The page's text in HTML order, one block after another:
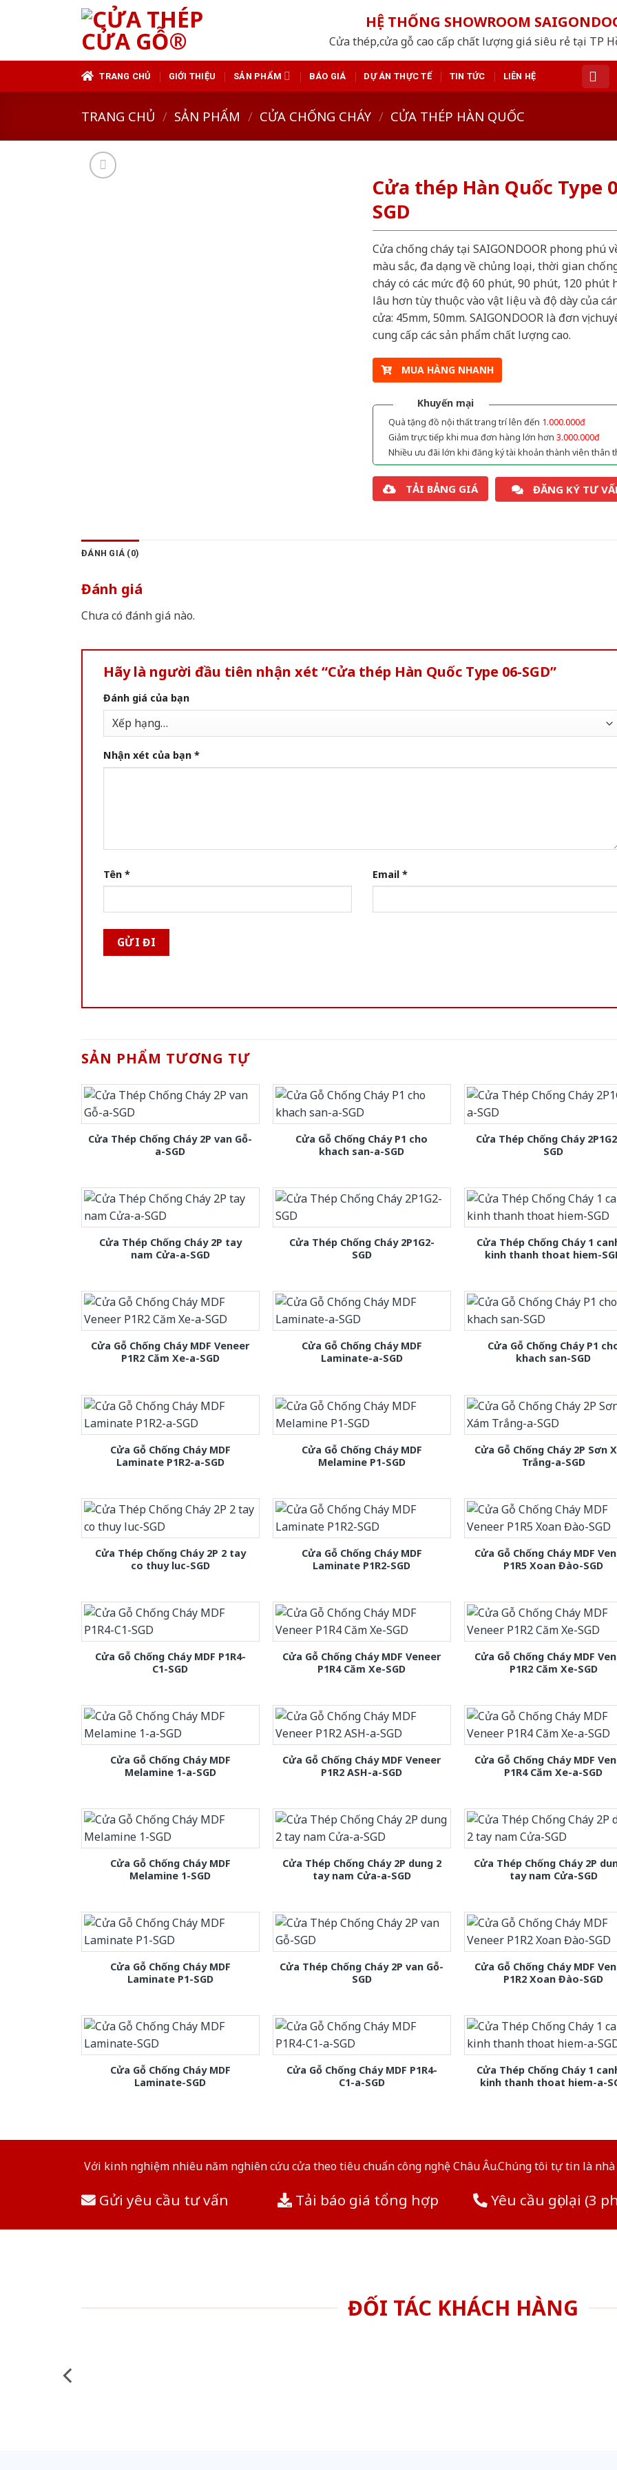
HỆ THỐNG SHOWROOM
Cửa thép,cửa gỗ cao cấp chất lượng giá siêu rẻ tại TP
TRANG CHỦ GIỚI THIỆU SẢN PHẨM BÁO GIÁ DỰ ÁN THỰC TẾ TIN TỨC LIÊN HỆ
TRANG CHỦ / SẢN PHẨM / CỬA CHỐNG CHÁY / CỬA THÉP HÀN QUỐC
Cửa thép Hàn Quốc Type
SGD
Cửa chống cháy tại SAIGONDOOR phong phú
màu sắc, đa dạng về chủng loại, thời gian
cháy có các mức độ 60 phút, 90 phút, 120 phút
lâu hơn tùy thuộc vào vật liệu và độ dày của
cửa: 45mm, 50mm. SAIGONDOOR là đơn vị
cung cấp các sản phẩm chất lượng cao.
MUA HÀNG NHANH
Khuyến mại
Quà tặng đồ nội thất trang trí lên đến 1.000.000đ
Giảm trực tiếp khi mua đơn hàng lớn hơn 3.000.000đ
Nhiều ưu đãi lớn khi đăng ký tài khoản thành viên thân
TẢI BẢNG GIÁ ĐĂNG KÝ TƯ
ĐÁNH GIÁ (0)
Đánh giá
Chưa có đánh giá nào.
Hãy là người đầu tiên nhận xét “Cửa thép Hàn Quốc Type 06-SGD”
Đánh giá của bạn
Nhận xét của bạn *
Tên * Email *
SẢN PHẨM TƯƠNG TỰ
Cửa Thép Chống Cháy 2P van Gỗ-
a-SGD
Cửa Gỗ Chống Cháy P1 cho
khach san-a-SGD
Cửa Thép Chống Cháy
SGD
Cửa Thép Chống Cháy 2P tay
nam Cửa-a-SGD
Cửa Thép Chống Cháy 2P1G2-
SGD
Cửa Thép Chống Cháy 1
kinh thanh thoat hiem-
Cửa Gỗ Chống Cháy MDF Veneer
P1R2 Căm Xe-a-SGD
Cửa Gỗ Chống Cháy MDF
Laminate-a-SGD
Cửa Gỗ Chống Cháy P1
khach san-SGD
Cửa Gỗ Chống Cháy MDF
Laminate P1R2-a-SGD
Cửa Gỗ Chống Cháy MDF
Melamine P1-SGD
Cửa Gỗ Chống Cháy 2P Sơn
Trắng-a-SGD
Cửa Thép Chống Cháy 2P 2 tay
co thuy luc-SGD
Cửa Gỗ Chống Cháy MDF
Laminate P1R2-SGD
Cửa Gỗ Chống Cháy MDF
P1R5 Xoan Đào-SGD
Cửa Gỗ Chống Cháy MDF P1R4-
C1-SGD
Cửa Gỗ Chống Cháy MDF Veneer
P1R4 Căm Xe-SGD
Cửa Gỗ Chống Cháy MDF
P1R2 Căm Xe-SGD
Cửa Gỗ Chống Cháy MDF
Melamine 1-a-SGD
Cửa Gỗ Chống Cháy MDF Veneer
P1R2 ASH-a-SGD
Cửa Gỗ Chống Cháy MDF
P1R4 Căm Xe-a-SGD
Cửa Gỗ Chống Cháy MDF
Melamine 1-SGD
Cửa Thép Chống Cháy 2P dung 2
tay nam Cửa-a-SGD
Cửa Thép Chống Cháy 2P
tay nam Cửa-SGD
Cửa Gỗ Chống Cháy MDF
Laminate P1-SGD
Cửa Thép Chống Cháy 2P van Gỗ-
SGD
Cửa Gỗ Chống Cháy MDF
P1R2 Xoan Đào-SGD
Cửa Gỗ Chống Cháy MDF
Laminate-SGD
Cửa Gỗ Chống Cháy MDF P1R4-
C1-a-SGD
Cửa Thép Chống Cháy 1
kinh thanh thoat hiem-a-
Với kinh nghiệm nhiêu năm nghiên cứu cửa theo tiêu chuẩn công nghệ Châu Âu.Chúng tôi tự tin là
Gửi yêu cầu tư vấn Tải báo giá tổng hợp Yêu cầu gọi lại (3
ĐỐI TÁC KHÁCH HÀNG